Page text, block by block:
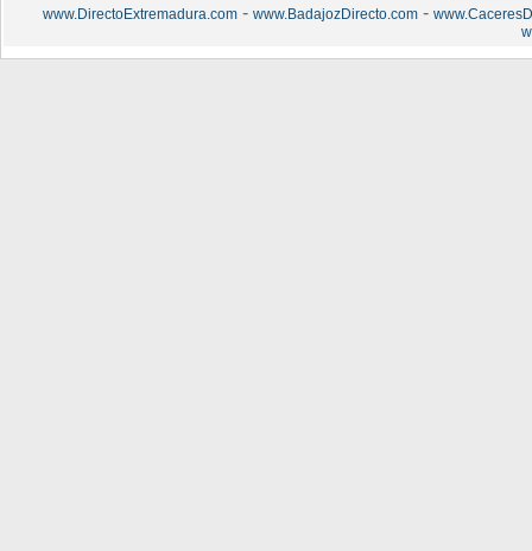
www.DirectoExtremadura.com - www.BadajozDirecto.com -